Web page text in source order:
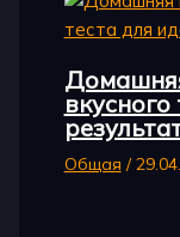
Общая /